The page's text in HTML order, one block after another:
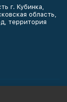
г. Кубинка,
область,
территория